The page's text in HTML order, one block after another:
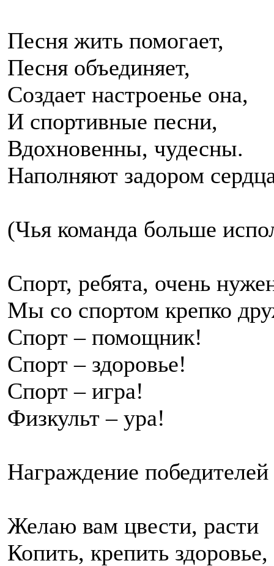
Песня жить помогает,
Песня объединяет,
Создает настроенье она,
И спортивные песни,
Вдохновенны, чудесны.
Наполняют задором
(Чья команда больше
Спорт, ребята, очень
Мы со спортом крепко
Спорт – помощник!
Спорт – здоровье!
Спорт – игра!
Физкульт – ура!
Награждение победителей
Желаю вам цвести, расти
Копить, крепить здоровье,